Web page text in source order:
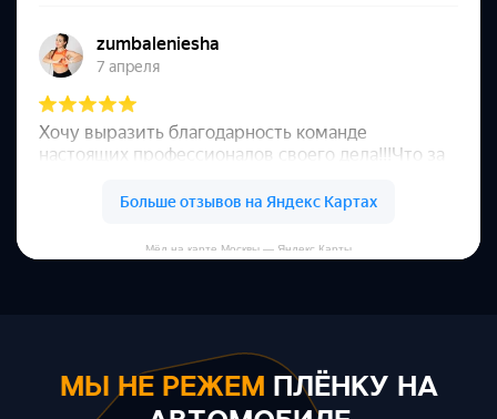
Мёд на карте Москвы — Яндекс Карты
МЫ НЕ РЕЖЕМ
ПЛЁНКУ НА